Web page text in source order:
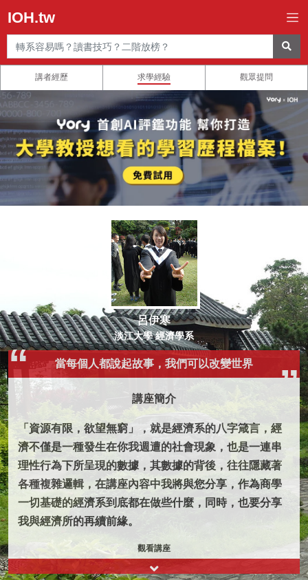
IOH.tw
講者經歷 求學經驗 觀眾提問
呂伊寒
淡江大學 經濟學系
當每個人都說起故事，我們可以改變世界
講座簡介
「資源有限，欲望無窮」，就是經濟系的八字箴言，經
濟不僅是一種發生在你我週遭的社會現象，也是一連串
理性行為下所呈現的數據，其數據的背後，往往隱藏著
各種複雜邏輯，在講座內容中我將與您分享，作為商學
一切基礎的經濟系到底都在做些什麼，同時，也要分享
我與經濟所的再續前緣。
觀看講座